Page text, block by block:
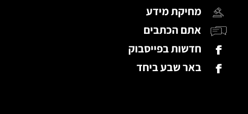
מחיקת מידע
אתם הכתבים
חדשות בפייסבוק
באר שבע ביחד